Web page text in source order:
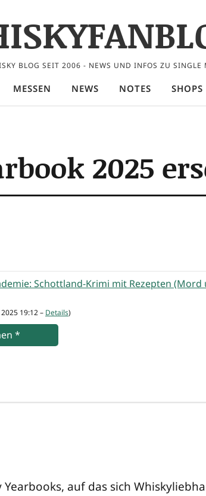
BLOG SEIT 2006 - NEWS UND INFOS ZU SINGLE
MESSEN NEWS NOTES SHOPS
2025
Schott­land-Kri­mi mit Rezep­ten (Mord
19:12 – Details)
*
Year­books, auf das sich